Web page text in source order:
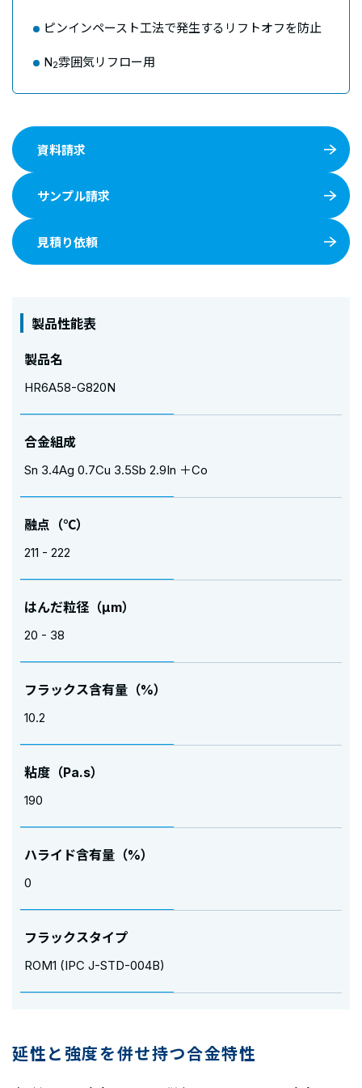
ピンインペースト工法で発生するリフトオフを防止
N2雰囲気リフロー用
資料請求
サンプル請求
見積り依頼
製品性能表
製品名
HR6A58-G820N
合金組成
Sn 3.4Ag 0.7Cu 3.5Sb 2.9In ＋Co
融点（℃）
211 - 222
はんだ粒径（μm）
20 - 38
フラックス含有量（%）
10.2
粘度（Pa.s）
190
ハライド含有量（%）
0
フラックスタイプ
ROM1 (IPC J-STD-004B)
延性と強度を併せ持つ合金特性